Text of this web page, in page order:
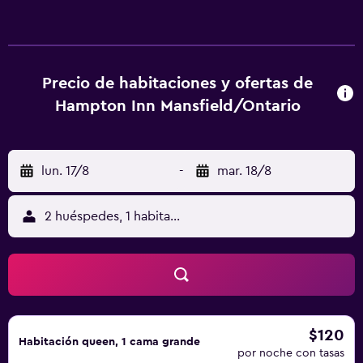
posible que se aplique un recargo).
Precio de habitaciones y ofertas de
Hampton Inn Mansfield/Ontario
lun. 17/8 - mar. 18/8
2 huéspedes, 1 habitación
Habitación queen, 1 cama grande $120
por noche con tasas